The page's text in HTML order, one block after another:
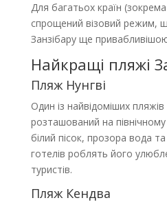
Для багатьох країн (зокрема
спрощений візовий режим,
Занзібару ще
Найкращі пляжі
Пляж Нунгві
Один із найвідоміших
розташований на
білий пісок, прозора вода та
готелів роблять його
туристів.
Пляж Кендва